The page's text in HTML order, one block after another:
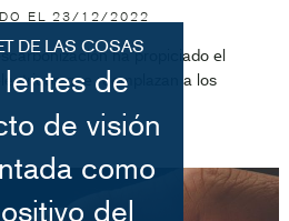
EL23/12/2022
ha propiciado el
que reemplazan a los
DE LAS COSAS
lentes de
de visión
como
del